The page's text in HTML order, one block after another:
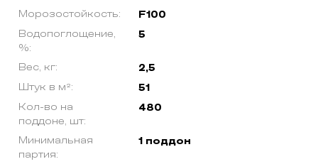
Морозостойкость: F100
Водопоглощение,
%:
5
Вес, кг: 2,5
Штук в м²: 51
Кол-во на
поддоне, шт:
480
Минимальная
партия:
1 поддон